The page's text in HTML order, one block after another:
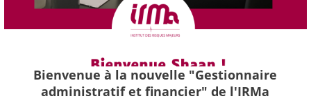
Bienvenue à la nouvelle "Gestionnaire
administratif et financier" de l'IRMa